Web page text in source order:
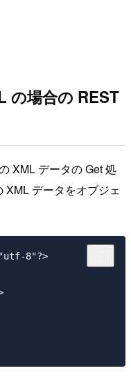
の場合の REST
XML データの Get 処
XML データをオブジェ
8"?>